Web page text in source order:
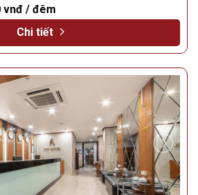
vnđ / đêm
Chi tiết